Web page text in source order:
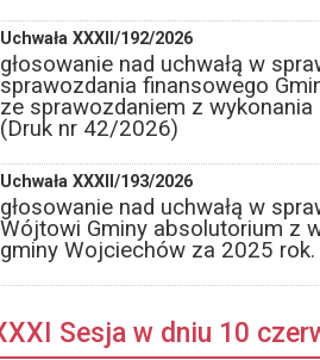
Uchwała XXXII/192/2026
głosowanie nad uchwałą w
sprawozdania finansowego
ze sprawozdaniem z
(Druk nr 42/2026)
Uchwała XXXII/193/2026
głosowanie nad uchwałą w
Wójtowi Gminy absolutorium z
gminy Wojciechów za 2025
Sesja w dniu 10